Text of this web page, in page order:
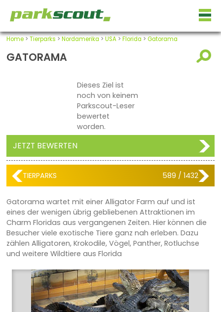
Home> Tierparks > Nordamerika > USA> Florida > Gatorama
GATORAMA
Dieses Ziel ist
noch von keinem
Parkscout-Leser
bewertet
worden.
JETZT BEWERTEN
TIERPARKS 589 / 1432
Gatorama wartet mit einer Alligator Farm auf und ist
eines der wenigen übrig gebliebenen Attraktionen im
Charm Floridas aus vergangenen Zeiten. Hier können die
Besucher viele exotische Tiere ganz nah erleben. Dazu
zählen Alligatoren, Krokodile, Vögel, Panther, Rotluchse
und weitere Wildtiere aus Florida